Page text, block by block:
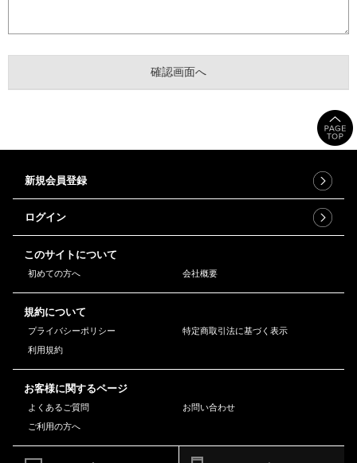
新規会員登録
ログイン
このサイトについて
初めての方へ 会社概要
規約について
プライバシーポリシー
特定商取引法に基づく表示
利用規約
お客様に関するページ
よくあるご質問
お問い合わせ
ご利用の方へ